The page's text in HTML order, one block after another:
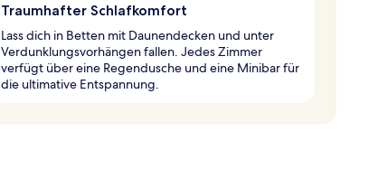
Traumhafter Schlafkomfort
Lass dich in Betten mit Daunendecken und unter
Verdunklungsvorhängen fallen. Jedes Zimmer
verfügt über eine Regendusche und eine Minibar für
die ultimative Entspannung.